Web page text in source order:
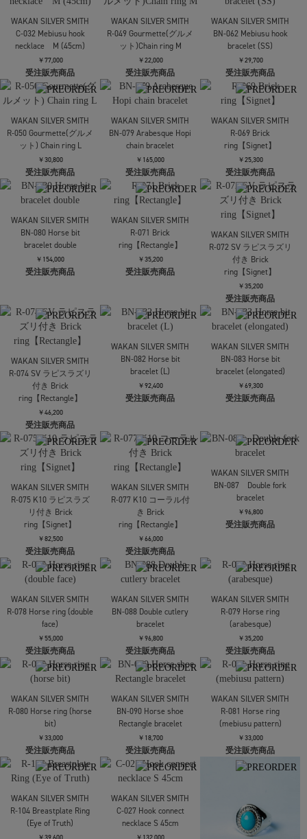
C-032 Mebiusu hook
necklace M (45cm)
受注販売商品
R-049 Gourmette(グルメ
ット)Chain ring M
受注販売商品
BN-062 Mebiusu hook
bracelet (SS)
￥29,700
受注販売商品
R-050 Gourmette(グルメ
ット) Chain ring L
￥30,800
受注販売商品
WAKAN SILVER SMITH
BN-079 Arabesque Hopi
chain bracelet
￥165,000
受注販売商品
WAKAN SILVER SMITH
R-069 Brick
ring【Signet】
￥25,300
受注販売商品
WAKAN SILVER SMITH
BN-080 Horse bit
bracelet double
￥154,000
受注販売商品
WAKAN SILVER SMITH
R-071 Brick
ring【Rectangle】
WAKAN SILVER SMITH
R-072 SV ラピスラズリ
付き Brick
受注販売商品
WAKAN SILVER SMITH
R-074 SV ラピスラズリ
付き Brick
ring【Rectangle】
￥46,200
受注販売商品
WAKAN SILVER SMITH
BN-082 Horse bit
bracelet (L)
￥92,400
受注販売商品
WAKAN SILVER SMITH
BN-083 Horse bit
bracelet (elongated)
￥69,300
WAKAN SILVER SMITH
R-075 K10 ラピスラズ
リ付き Brick
ring【Signet】
￥82,500
WAKAN SILVER SMITH
R-077 K10 コーラル付
き Brick
ring【Rectangle】
￥66,000
WAKAN SILVER SMITH
BN-087 Double fork
bracelet
￥96,800
受注販売商品
WAKAN SILVER SMITH
R-078 Horse ring (double
face)
￥55,000
WAKAN SILVER SMITH
BN-088 Double cutlery
bracelet
￥96,800
WAKAN SILVER SMITH
R-079 Horse ring
(arabesque)